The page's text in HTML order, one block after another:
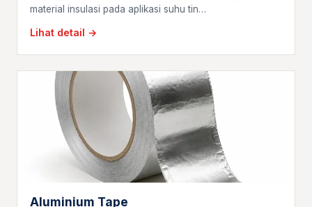
material insulasi pada aplikasi suhu tin…
Lihat detail →
Aluminium Tape